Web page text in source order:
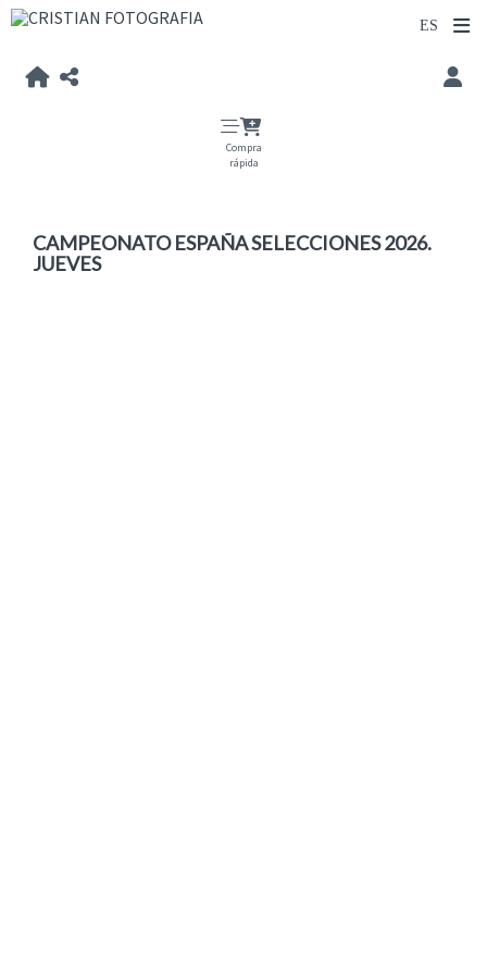
Compra
rápida
CAMPEONATO ESPAÑA SELECCIONES 2026.
JUEVES